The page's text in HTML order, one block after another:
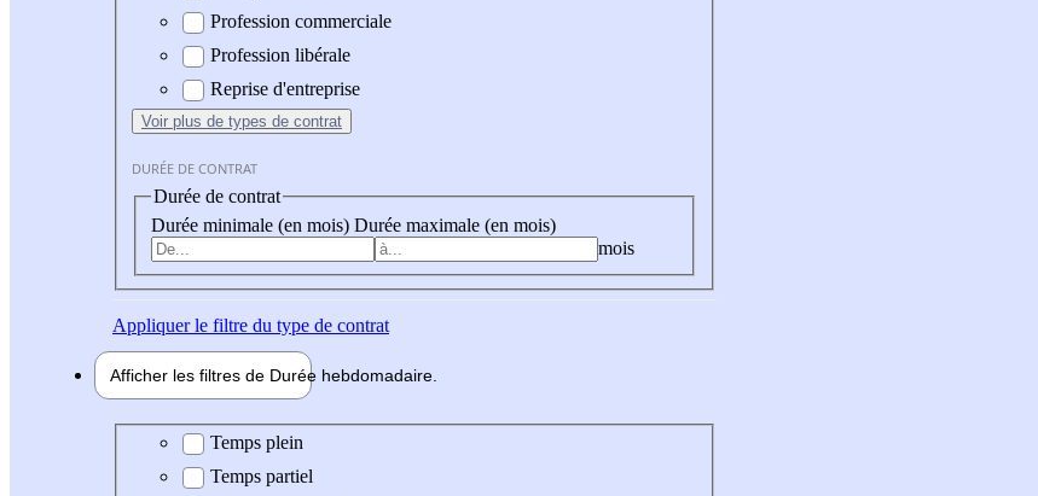
Profession commerciale
Profession libérale
Reprise d'entreprise
Voir plus de types de contrat
DURÉE DE CONTRAT
Durée de contrat
Durée minimale (en mois) Durée maximale (en mois)
mois
Appliquerle filtre du type de contrat
Afficher les filtres de Durée hebdomadaire
Durée hebdomadaire
Temps plein
Temps partiel